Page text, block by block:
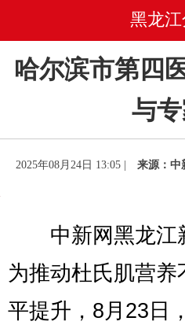
黑龙
哈尔滨市第四
与
2025年08月24日 13:05 | 来源：中
中新网黑龙江
为推动杜氏肌营
平提升，8月23日